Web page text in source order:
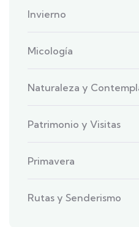
Invierno
Micología
Naturaleza y
Patrimonio y Visitas
Primavera
Rutas y Senderismo